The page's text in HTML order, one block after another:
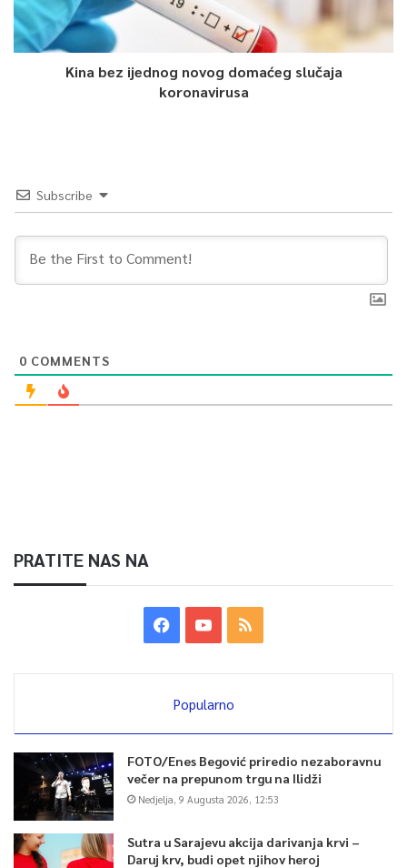
Kina bez ijednog novog domaćeg slučaja
koronavirusa
Subscribe
0 COMMENTS
PRATITE NAS NA
Popularno
FOTO/Enes Begović priredio nezaboravnu
večer na prepunom trgu na Ilidži
Nedjelja, 9 Augusta 2026, 12:53
Sutra u Sarajevu akcija darivanja krvi –
Daruj krv, budi opet njihov heroj